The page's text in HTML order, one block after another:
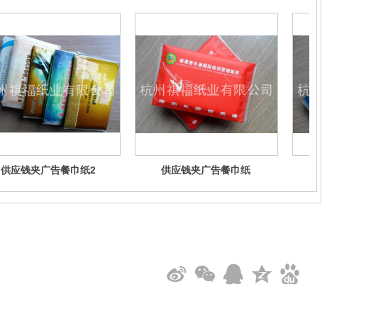
供应钱夹广告餐巾纸2 供应钱夹广告餐巾纸